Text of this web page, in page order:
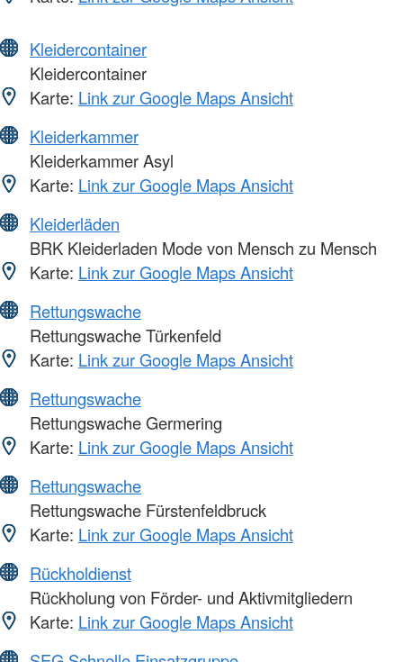
Kleidercontainer
Kleidercontainer
Karte: Link zur Google Maps Ansicht
Kleiderkammer
Kleiderkammer Asyl
Karte: Link zur Google Maps Ansicht
Kleiderläden
BRK Kleiderladen Mode von Mensch zu Mensch
Karte: Link zur Google Maps Ansicht
Rettungswache
Rettungswache Türkenfeld
Karte: Link zur Google Maps Ansicht
Rettungswache
Rettungswache Germering
Karte: Link zur Google Maps Ansicht
Rettungswache
Rettungswache Fürstenfeldbruck
Karte: Link zur Google Maps Ansicht
Rückholdienst
Rückholung von Förder- und Aktivmitgliedern
Karte: Link zur Google Maps Ansicht